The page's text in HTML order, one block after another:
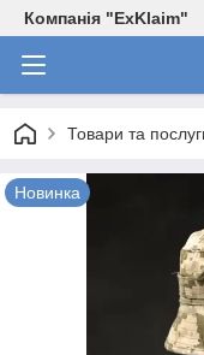
Компанія "ExKlaim"
Товари та
Новинка